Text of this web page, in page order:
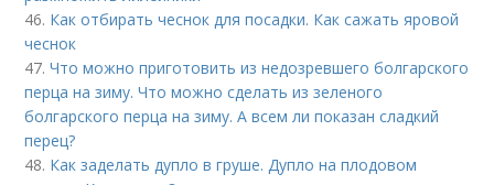
46. Как отбирать чеснок для посадки. Как сажать яровой
чеснок
47.Что можно приготовить из недозревшего болгарского
перца на зиму. Что можно сделать из зеленого
болгарского перца на зиму. А всем ли показан сладкий
перец?
48. Как заделать дупло в груше. Дупло на плодовом